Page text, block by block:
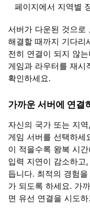
페이지에서 지역별
서버가 다운된 것으로
해결할 때까지 기다리
전히 연결이 되지 않
게임과 라우터를 재시
확인하세요.
가까운 서버에 연결
자신의 국가 또는 지
게임 서버를 선택하세
이 적을수록 왕복 시
입력 지연이 감소하고
듭니다. 최적의 경험
가 되도록 하세요. 가
면 유선 연결을 시도